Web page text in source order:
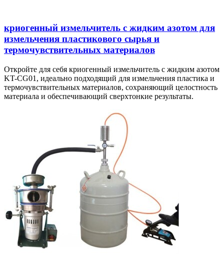
криогенный измельчитель с жидким азотом для
измельчения пластикового сырья и
термочувствительных материалов
Откройте для себя криогенный измельчитель с жидким азотом
KT-CG01, идеально подходящий для измельчения пластика и
термочувствительных материалов, сохраняющий целостность
материала и обеспечивающий сверхтонкие результаты.